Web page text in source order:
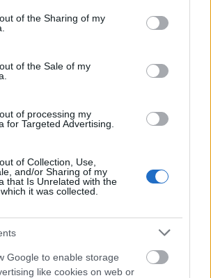
or usage behaviour. You may click to
to Google and its third-party tags to
specified purposes in below Google
of the Sharing of my
of the Sale of my
of processing my
for Targeted Advertising.
of Collection, Use,
and/or Sharing of my
that Is Unrelated with the
it was collected.
Google to enable storage
like cookies on web or
jelen. Pedig megérné, amit az is
szakmai beszélgetések is